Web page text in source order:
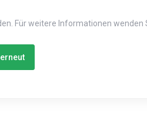
Für weitere Informationen wenden